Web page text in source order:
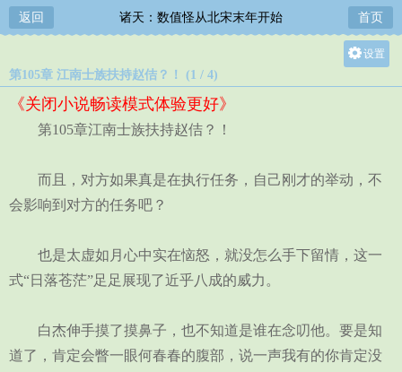
返回 诸天：数值怪从北宋末年开始 首页
设置
第105章 江南士族扶持赵佶？！ (1 / 4)
《关闭小说畅读模式体验更好》
第105章江南士族扶持赵佶？！
而且，对方如果真是在执行任务，自己刚才的举动，不
会影响到对方的任务吧？
也是太虚如月心中实在恼怒，就没怎么手下留情，这一
式“日落苍茫”足足展现了近乎八成的威力。
白杰伸手摸了摸鼻子，也不知道是谁在念叨他。要是知
道了，肯定会瞥一眼何春春的腹部，说一声我有的你肯定没